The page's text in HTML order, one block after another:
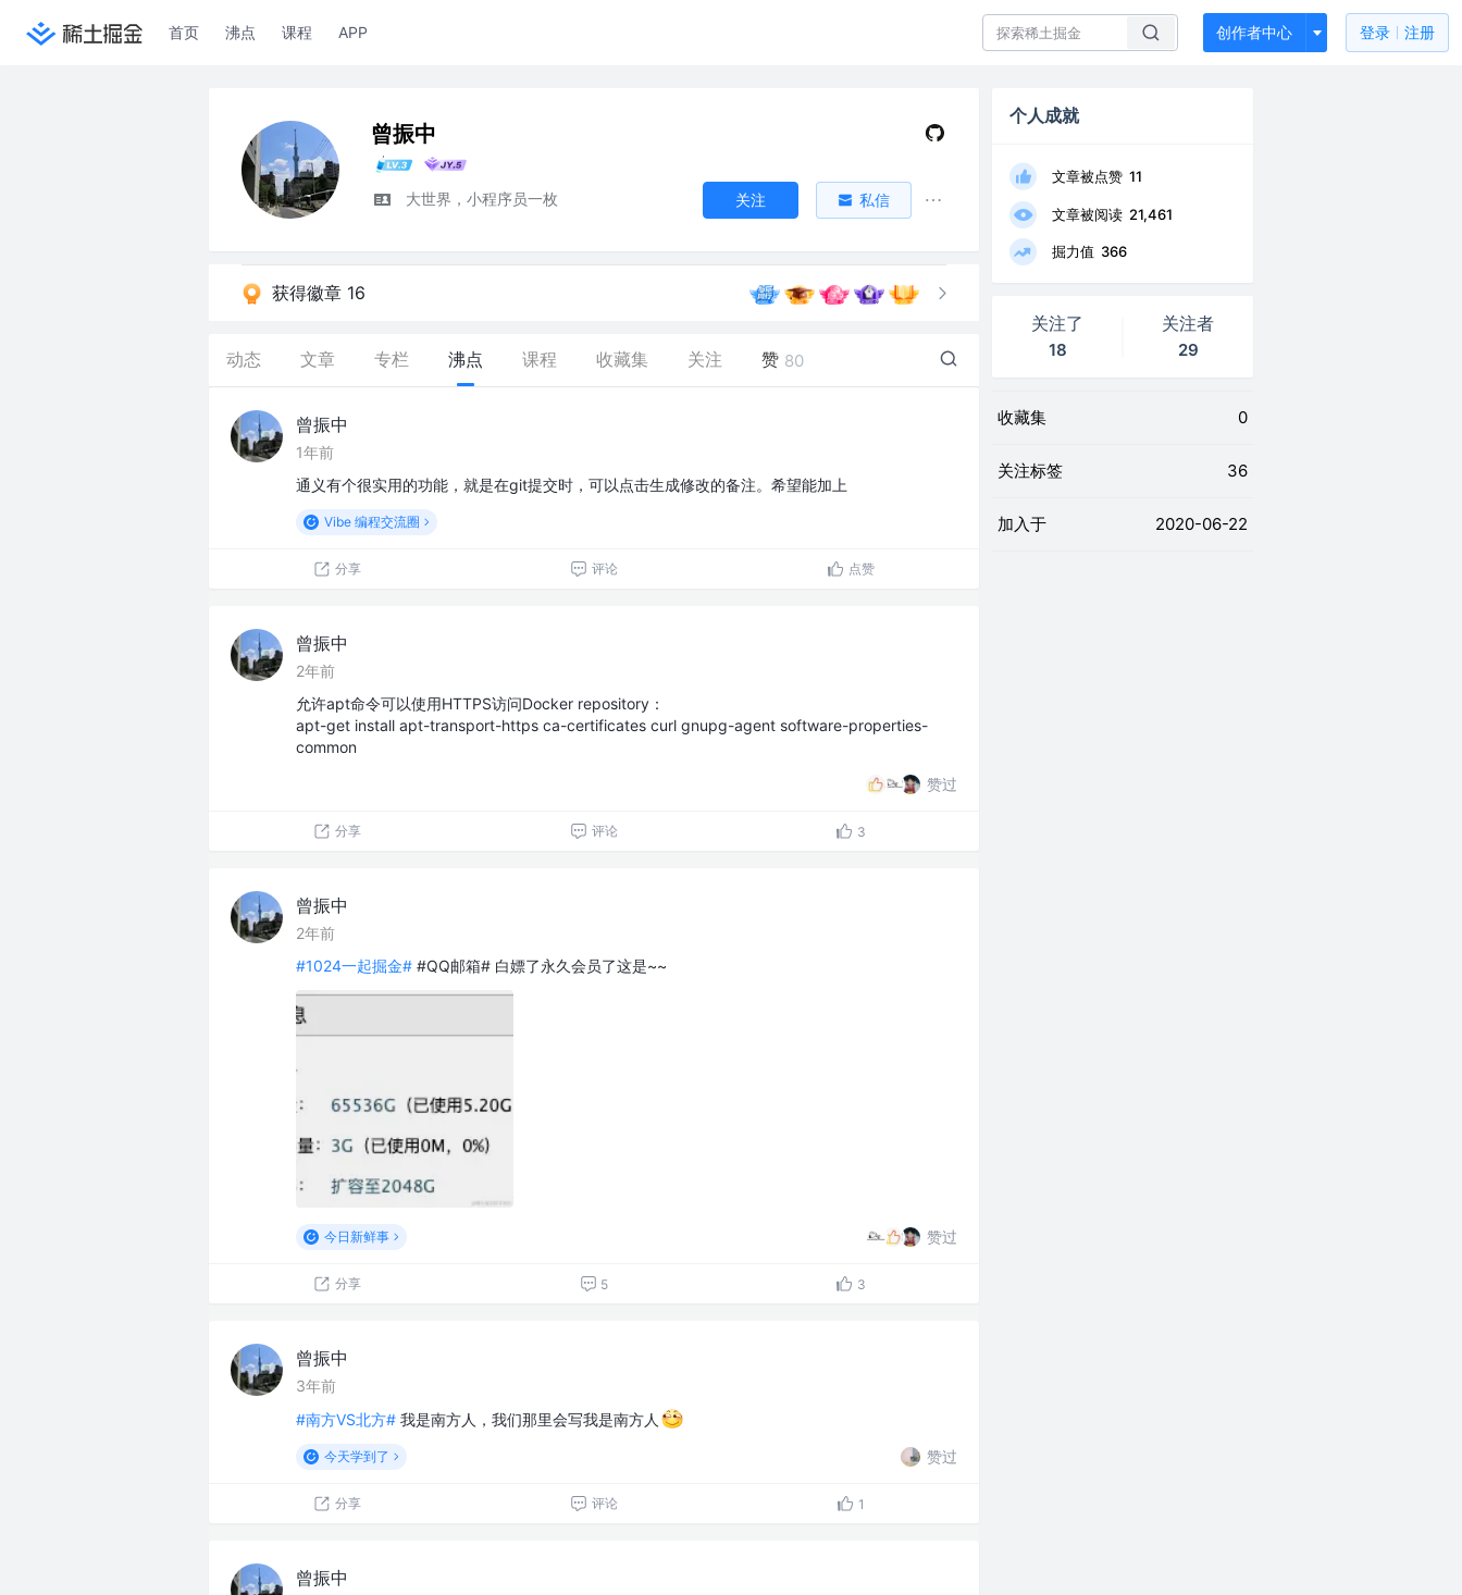
首页 沸点 课程 APP 创作者中心 登录 注册
曾振中
大世界，小程序员一枚 关注 私信
获得徽章 16
动态 文章 专栏 沸点 课程 收藏集 关注 赞 80
曾振中
1年前
通义有个很实用的功能，就是在git提交时，可以点击生成修改的备注。希望能加上
Vibe 编程交流圈
分享 评论 点赞
曾振中
2年前
允许apt命令可以使用HTTPS访问Docker repository：
apt-get install apt-transport-https ca-certificates curl gnupg-agent software-properties-
common
赞过
分享 评论 3
曾振中
2年前
#1024一起掘金# #QQ邮箱# 白嫖了永久会员了这是~~
今日新鲜事 赞过
分享 5 3
曾振中
3年前
#南方VS北方# 我是南方人，我们那里会写我是南方人
今天学到了 赞过
分享 评论 1
曾振中
个人成就
文章被点赞 11
文章被阅读 21,461
掘力值 366
关注了
18
关注者
29
收藏集 0
关注标签 36
加入于 2020-06-22